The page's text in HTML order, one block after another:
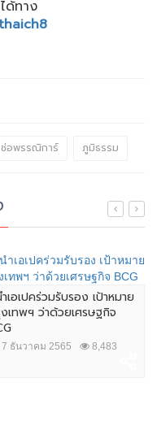
ด้ทาง
ช่อพรรณิการ์ ภูมิธรรม
เอเปคร่วมรับรอง เป้าหมาย
เทพฯ ว่าด้วยเศรษฐกิจ
7 ธันวาคม 2565 8,483